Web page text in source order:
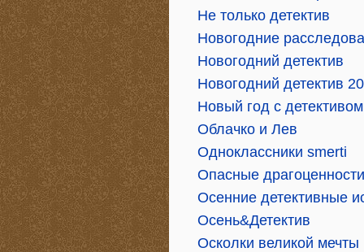
Не только детектив
Новогодние
Новогодний детектив
Новогодний детектив
Новый год с детективом
Облачко и Лев
Одноклассники smerti
Опасные драгоценности
Осенние детективные
Осень&Детектив
Осколки великой мечты